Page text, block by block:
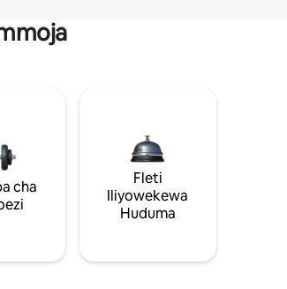
cha
Fleti
Iliyowekewa
Huduma